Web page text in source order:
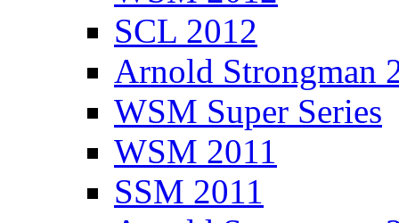
SCL 2012
Arnold Strongman
WSM Super Series
WSM 2011
SSM 2011